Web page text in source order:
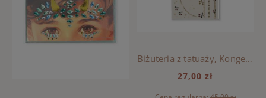
Biżuteria z tatuaży, Konges Sloejd - MULTI
27,00 zł